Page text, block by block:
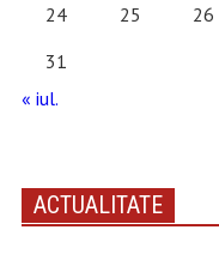
24
25 26
31
« iul.
ACTUALITATE